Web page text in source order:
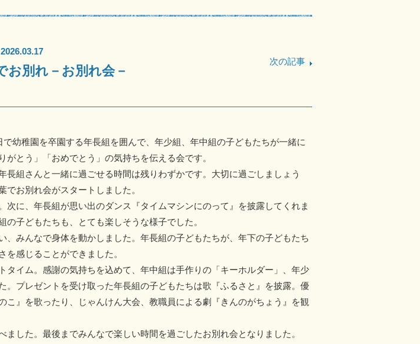
2026.03.17
お別れ－お別れ会－
次の記事
幼稚園を卒園する年長組を囲んで、年少組、年中組の子どもたちが一緒に
とう」「おめでとう」の気持ちを伝える会です。
組さんと一緒に過ごせる時間は残りわずかです。大切に過ごしましょう
お別れ会がスタートしました。
に、年長組が思い出のダンス『タイムマシンにのって』を披露してくれま
子どもたちも、とても楽しそうな様子でした。
みんなで身体を動かしました。年長組の子どもたちが、年下の子どもたち
感じることができました。
イム。感謝の気持ちを込めて、年中組は手作りの「キーホルダー」、年少
プレゼントを受け取った年長組の子どもたちは歌『ふるさと』を披露。優
』を歌ったり、じゃんけん大会、教職員による劇『きんのがちょう』を観
した。最後までみんなで楽しい時間を過ごしたお別れ会となりました。